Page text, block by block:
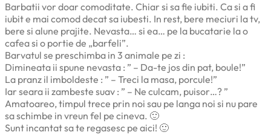
Barbatii vor doar comoditate. Chiar si sa fie iubiti. Ca si a fi
iubit e mai comod decat sa iubesti. In rest, bere meciuri la tv,
bere si alune prajite. Nevasta… si ea… pe la bucatarie la o
cafea si o portie de „barfeli”.
Barvatul se preschimba in 3 animale pe zi :
Dimineata ii spune nevasta : ” – Da-te jos din pat, boule!”
La pranz il imboldeste : ” – Treci la masa, porcule!”
Iar seara ii zambeste suav : ” – Ne culcam, puisor…? ”
Amatoareo, timpul trece prin noi sau pe langa noi si nu pare
sa schimbe in vreun fel pe cineva. 🙂
Sunt incantat sa te regasesc pe aici! 🙂